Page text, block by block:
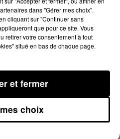
100% DU 26/06/2024
dans "Gérer mes choix".
cliquant sur "Continuer sans
que pour ce site. Vous
retirer votre consentement à tout
situé en bas de chaque page.
choix
et fermer